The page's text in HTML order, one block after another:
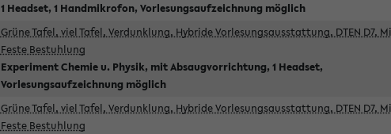
1 Headset, 1 Handmikrofon, Vorlesungsaufzeichnung möglich
Grüne Tafel, viel Tafel, Verdunklung, Hybride Vorlesungsausstattung, DTEN D7,
Feste Bestuhlung
Experiment Chemie u. Physik, mit Absaugvorrichtung, 1 Headset,
Vorlesungsaufzeichnung möglich
Grüne Tafel, viel Tafel, Verdunklung, Hybride Vorlesungsausstattung, DTEN D7,
Feste Bestuhlung